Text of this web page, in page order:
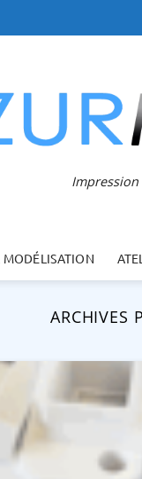
Impression
MODÉLISATION
ARCHIVES